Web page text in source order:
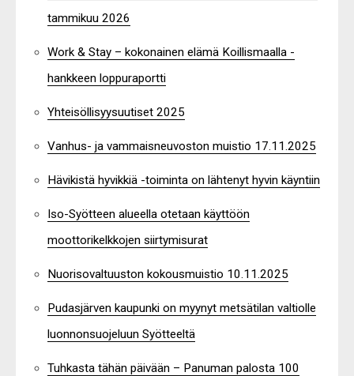
tammikuu 2026
Work & Stay – kokonainen elämä Koillismaalla -
hankkeen loppuraportti
Yhteisöllisyysuutiset 2025
Vanhus- ja vammaisneuvoston muistio 17.11.2025
Hävikistä hyvikkiä -toiminta on lähtenyt hyvin käyntiin
Iso-Syötteen alueella otetaan käyttöön
moottorikelkkojen siirtymisurat
Nuorisovaltuuston kokousmuistio 10.11.2025
Pudasjärven kaupunki on myynyt metsätilan valtiolle
luonnonsuojeluun Syötteeltä
Tuhkasta tähän päivään – Panuman palosta 100